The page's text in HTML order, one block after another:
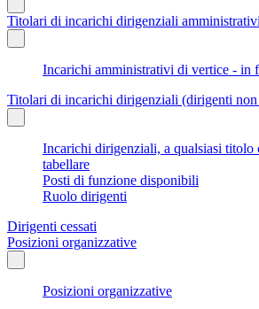
Titolari di incarichi dirigenziali
Incarichi amministrativi di vertice - in
Titolari di incarichi dirigenziali (dirigenti non
Incarichi dirigenziali, a qualsiasi
tabellare
Posti di funzione disponibili
Ruolo dirigenti
Dirigenti cessati
Posizioni organizzative
Posizioni organizzative